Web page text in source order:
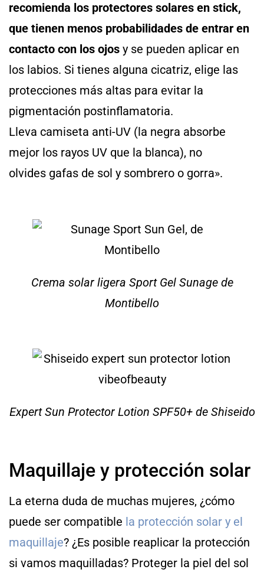
recomienda los protectores solares en stick,
que tienen menos probabilidades de entrar en
contacto con los ojos y se pueden aplicar en
los labios. Si tienes alguna cicatriz, elige las
protecciones más altas para evitar la
pigmentación postinflamatoria.
Lleva camiseta anti-UV (la negra absorbe
mejor los rayos UV que la blanca), no
olvides gafas de sol y sombrero o gorra».
Crema solar ligera Sport Gel Sunage de
Montibello
Expert Sun Protector Lotion SPF50+ de Shiseido
Maquillaje y protección solar
La eterna duda de muchas mujeres, ¿cómo
puede ser compatible la protección solar y el
maquillaje? ¿Es posible reaplicar la protección
si vamos maquilladas? Proteger la piel del sol